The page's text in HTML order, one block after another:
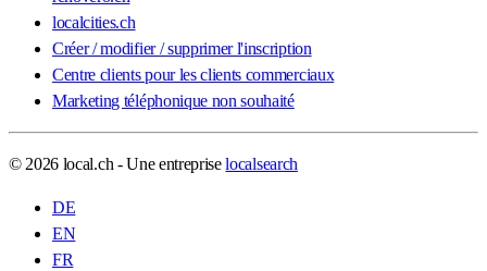
localcities.ch
Créer / modifier / supprimer l'inscription
Centre clients pour les clients commerciaux
Marketing téléphonique non souhaité
© 2026 local.ch - Une entrepriselocalsearch
DE
EN
FR